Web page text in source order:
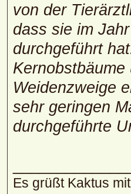
von der
dass sie im
durchgeführt
Weidenzweige
sehr geringen
durchgeführte
Es grüßt Kaktus